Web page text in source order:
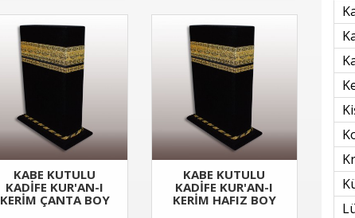
KABE KUTULU
KADİFE KUR'AN-I
KERİM ÇANTA BOY
KABE KUTULU
KADİFE KUR'AN-I
KERİM HAFIZ BOY